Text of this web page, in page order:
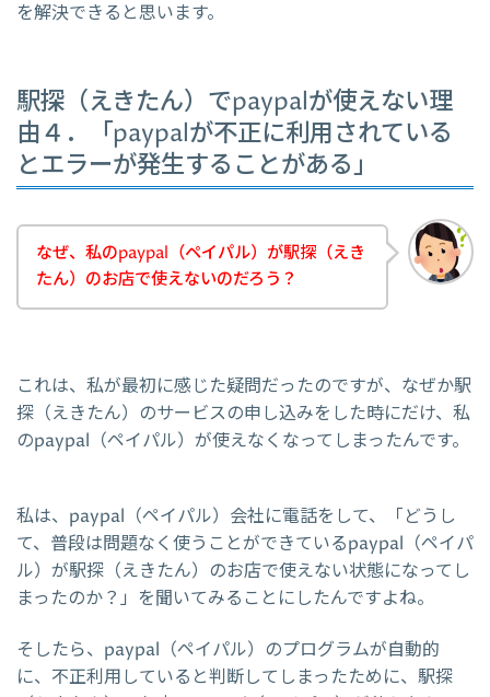
を解決できると思います。
駅探（えきたん）でpaypalが使えない理
由４．「paypalが不正に利用されている
とエラーが発生することがある」
なぜ、私のpaypal（ペイパル）が駅探（えき
たん）のお店で使えないのだろう？
これは、私が最初に感じた疑問だったのですが、なぜか駅
探（えきたん）のサービスの申し込みをした時にだけ、私
のpaypal（ペイパル）が使えなくなってしまったんです。
私は、paypal（ペイパル）会社に電話をして、「どうし
て、普段は問題なく使うことができているpaypal（ペイパ
ル）が駅探（えきたん）のお店で使えない状態になってし
まったのか？」を聞いてみることにしたんですよね。
そしたら、paypal（ペイパル）のプログラムが自動的
に、不正利用していると判断してしまったために、駅探